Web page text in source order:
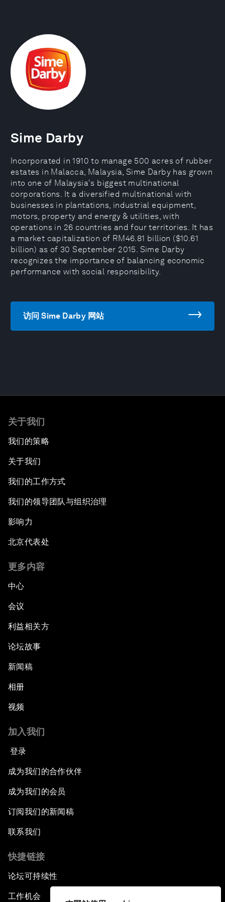
Sime Darby
Incorporated in 1910 to manage 500 acres of rubber
estates in Malacca, Malaysia, Sime Darby has grown
into one of Malaysia's biggest multinational
corporations. It a diversified multinational with
businesses in plantations, industrial equipment,
motors, property and energy & utilities, with
operations in 26 countries and four territories. It has
a market capitalization of RM46.81 billion ($10.61
billion) as of 30 September 2015. Sime Darby
recognizes the importance of balancing economic
performance with social responsibility.
访问 Sime Darby 网站
关于我们
我们的策略
关于我们
我们的工作方式
我们的领导团队与组织治理
影响力
北京代表处
更多内容
中心
会议
利益相关方
论坛故事
新闻稿
相册
视频
加入我们
登录
成为我们的合作伙伴
成为我们的会员
订阅我们的新闻稿
联系我们
快捷链接
论坛可持续性
工作机会